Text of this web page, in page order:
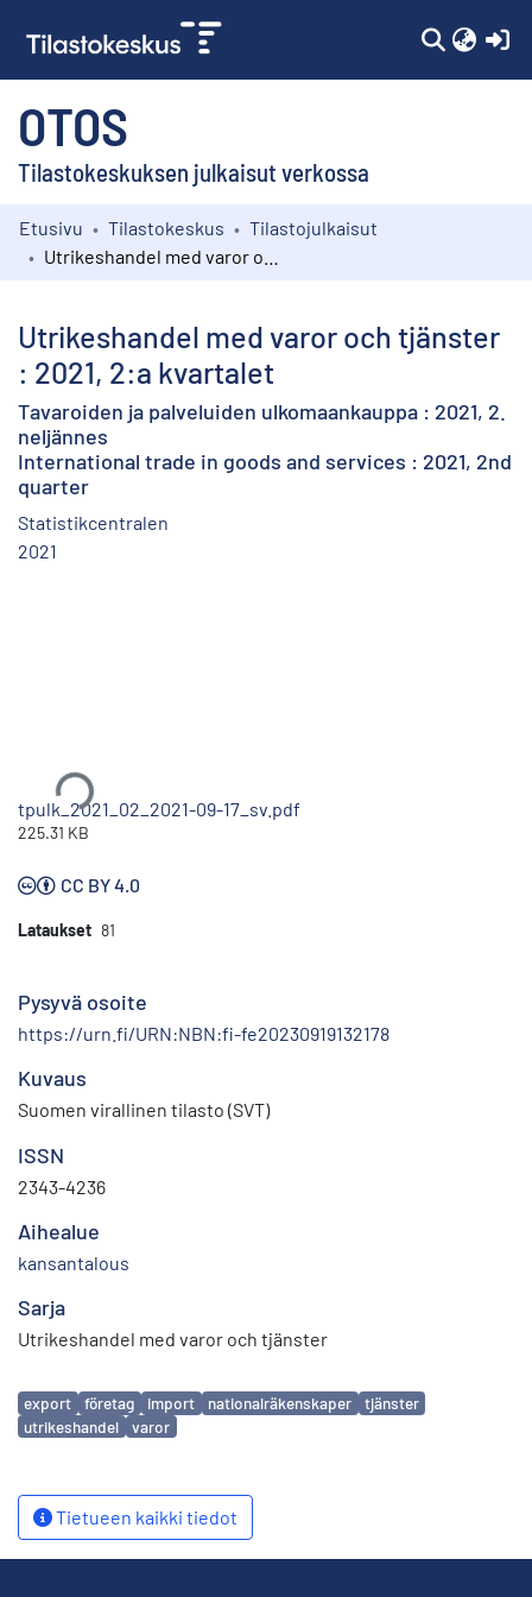
OTOS
Tilastokeskuksen julkaisut verkossa
Kokoelmat
Etusivu Tilastokeskus
Tilastojulkaisut
Utrikeshandel med varor och tjänster
: 2021, 2:a kvartalet
Tavaroiden ja palveluiden ulkomaankauppa : 2021, 2.
neljännes
International trade in goods and services : 2021, 2nd
quarter
Statistikcentralen
2021
tpulk_2021_02_2021-09-17_sv.pdf
225.31 KB
CC BY 4.0
Lataukset 81
Pysyvä osoite
https://urn.fi/URN:NBN:fi-fe20230919132178
Kuvaus
Suomen virallinen tilasto (SVT)
ISSN
2343-4236
Aihealue
kansantalous
Sarja
Utrikeshandel med varor och tjänster
Avainsanat
export företag import nationalräkenskaper
tjänster
utrikeshandel
varor
Tietueen kaikki tiedot